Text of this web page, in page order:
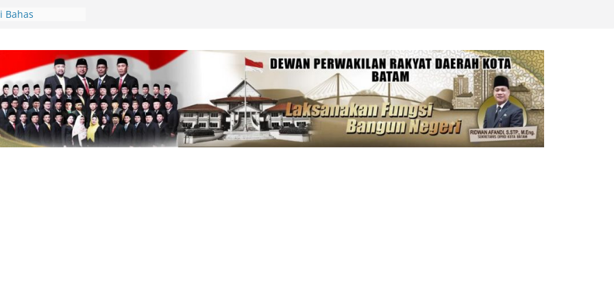
Bahas
Gerakan
Dorong
Cek Kesehatan
Deby Maryanti
Perubahan